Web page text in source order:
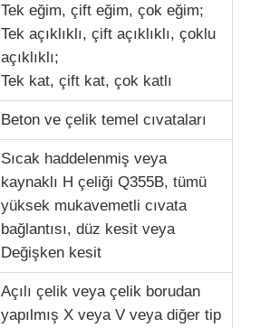
Tek eğim, çift eğim, çok eğim;
Tek açıklıklı, çift açıklıklı, çoklu
açıklıklı;
Tek kat, çift kat, çok katlı
Beton ve çelik temel cıvataları
Sıcak haddelenmiş veya
kaynaklı H çeliği Q355B, tümü
yüksek mukavemetli cıvata
bağlantısı, düz kesit veya
Değişken kesit
Açılı çelik veya çelik borudan
yapılmış X veya V veya diğer tip